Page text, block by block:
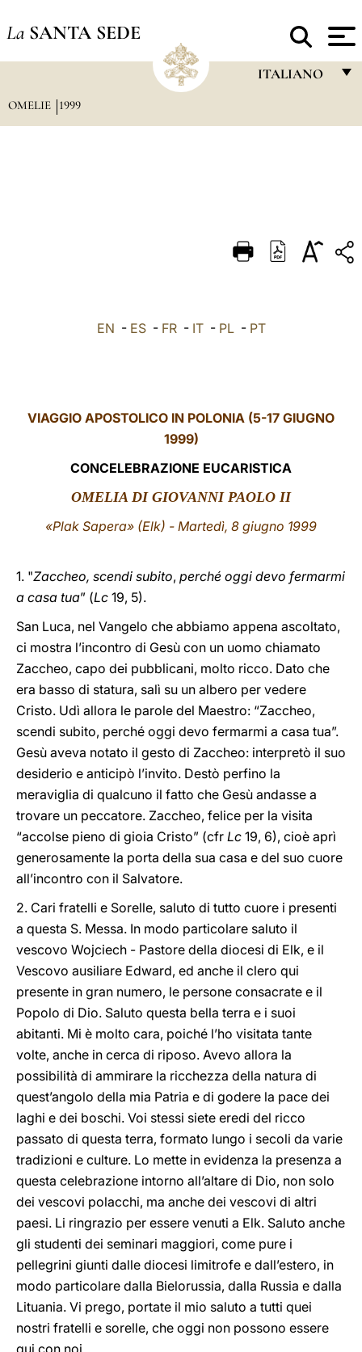
La SANTA SEDE
ITALIANO
DEUTSCH
العربيّة
OMELIE 1999
EN - ES- FR- IT- PL- PT
VIAGGIO APOSTOLICO IN POLONIA (5-17 GIUGNO
1999)
CONCELEBRAZIONE EUCARISTICA
OMELIA DI GIOVANNI PAOLO II
«Plak Sapera» (Elk) - Martedì, 8 giugno 1999
1. "Zaccheo, scendi subito, perché oggi devo fermarmi
a casa tua” (Lc 19, 5).
San Luca, nel Vangelo che abbiamo appena ascoltato,
ci mostra l’incontro di Gesù con un uomo chiamato
Zaccheo, capo dei pubblicani, molto ricco. Dato che
era basso di statura, salì su un albero per vedere
Cristo. Udì allora le parole del Maestro: “Zaccheo,
scendi subito, perché oggi devo fermarmi a casa tua”.
Gesù aveva notato il gesto di Zaccheo: interpretò il suo
desiderio e anticipò l’invito. Destò perfino la
meraviglia di qualcuno il fatto che Gesù andasse a
trovare un peccatore. Zaccheo, felice per la visita
“accolse pieno di gioia Cristo” (cfr Lc 19, 6), cioè aprì
generosamente la porta della sua casa e del suo cuore
all’incontro con il Salvatore.
2. Cari fratelli e Sorelle, saluto di tutto cuore i presenti
a questa S. Messa. In modo particolare saluto il
vescovo Wojciech - Pastore della diocesi di Elk, e il
Vescovo ausiliare Edward, ed anche il clero qui
presente in gran numero, le persone consacrate e il
Popolo di Dio. Saluto questa bella terra e i suoi
abitanti. Mi è molto cara, poiché l’ho visitata tante
volte, anche in cerca di riposo. Avevo allora la
possibilità di ammirare la ricchezza della natura di
quest’angolo della mia Patria e di godere la pace dei
laghi e dei boschi. Voi stessi siete eredi del ricco
passato di questa terra, formato lungo i secoli da varie
tradizioni e culture. Lo mette in evidenza la presenza a
questa celebrazione intorno all’altare di Dio, non solo
dei vescovi polacchi, ma anche dei vescovi di altri
paesi. Li ringrazio per essere venuti a Elk. Saluto anche
gli studenti dei seminari maggiori, come pure i
pellegrini giunti dalle diocesi limitrofe e dall’estero, in
modo particolare dalla Bielorussia, dalla Russia e dalla
Lituania. Vi prego, portate il mio saluto a tutti quei
nostri fratelli e sorelle, che oggi non possono essere
qui con noi.